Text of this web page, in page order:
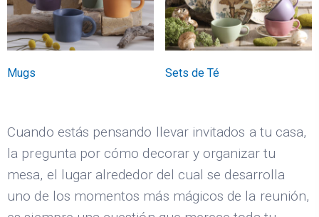
Mugs Sets de Té
Cuando estás pensando llevar invitados a tu casa,
la pregunta por cómo decorar y organizar tu
mesa, el lugar alrededor del cual se desarrolla
uno de los momentos más mágicos de la reunión,